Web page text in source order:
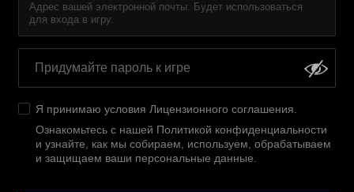
Адрес вашей электронной почты. Будет использоваться
для входа в игру.
Я принимаю условия Лицензионного соглашения
Ознакомьтесь с нашей Политикой конфиденциальности
и узнайте, как мы собираем, используем, обрабатываем
и защищаем ваши персональные данные